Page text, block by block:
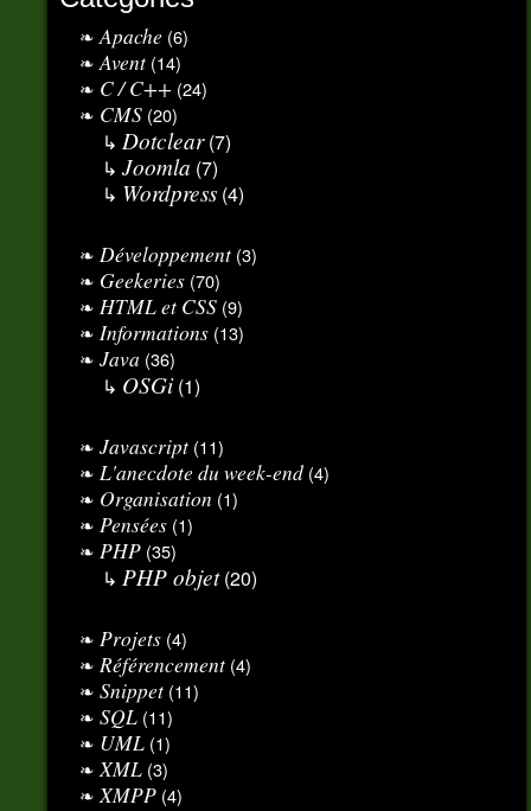
Apache (6)
Avent (14)
C / C++ (24)
CMS (20)
Dotclear(7)
Joomla (7)
Wordpress (4)
Développement (3)
Geekeries (70)
HTML et CSS (9)
Informations (13)
Java (36)
OSGi(1)
Javascript (11)
L'anecdote du week-end (4)
Organisation (1)
Pensées (1)
PHP (35)
PHP objet(20)
Projets (4)
Référencement (4)
Snippet (11)
SQL (11)
UML (1)
XML (3)
XMPP (4)